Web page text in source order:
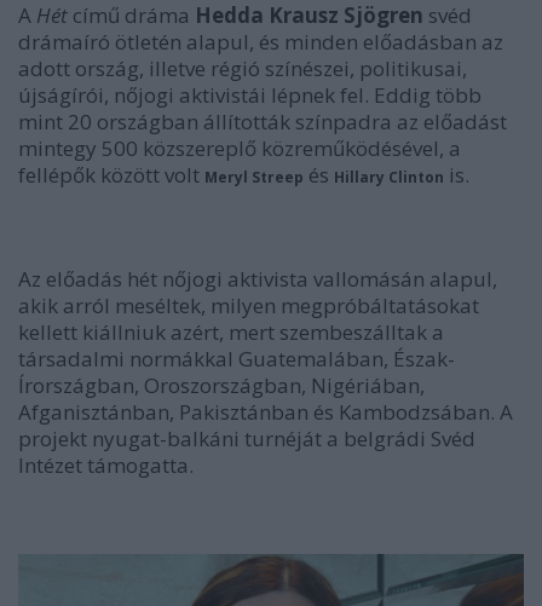
A Hét című dráma Hedda Krausz Sjögren svéd
drámaíró ötletén alapul, és minden előadásban az
adott ország, illetve régió színészei, politikusai,
újságírói, nőjogi aktivistái lépnek fel. Eddig több
mint 20 országban állították színpadra az előadást
mintegy 500 közszereplő közreműködésével, a
fellépők között volt Meryl Streep és Hillary Clinton is.
Az előadás hét nőjogi aktivista vallomásán alapul,
akik arról meséltek, milyen megpróbáltatásokat
kellett kiállniuk azért, mert szembeszálltak a
társadalmi normákkal Guatemalában, Észak-
Írországban, Oroszországban, Nigériában,
Afganisztánban, Pakisztánban és Kambodzsában. A
projekt nyugat-balkáni turnéját a belgrádi Svéd
Intézet támogatta.